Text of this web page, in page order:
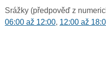
Srážky (předpověď z
06:00 až 12:00, 12:00 až